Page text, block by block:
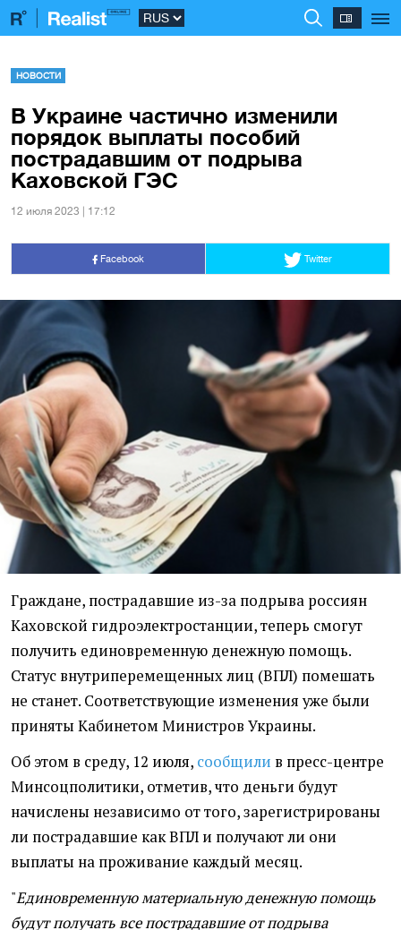
НОВОСТИ
В Украине частично изменили
порядок выплаты пособий
пострадавшим от подрыва
Каховской ГЭС
12 июля 2023 | 17:12
Facebook Twitter
Граждане, пострадавшие из-за подрыва россиян
Каховской гидроэлектростанции, теперь смогут
получить единовременную денежную помощь.
Статус внутриперемещенных лиц (ВПЛ) помешать
не станет. Соответствующие изменения уже были
приняты Кабинетом Министров Украины.
Об этом в среду, 12 июля, сообщили в пресс-центре
Минсоцполитики, отметив, что деньги будут
начислены независимо от того, зарегистрированы
ли пострадавшие как ВПЛ и получают ли они
выплаты на проживание каждый месяц.
"Единовременную материальную денежную помощь
будут получать все пострадавшие от подрыва